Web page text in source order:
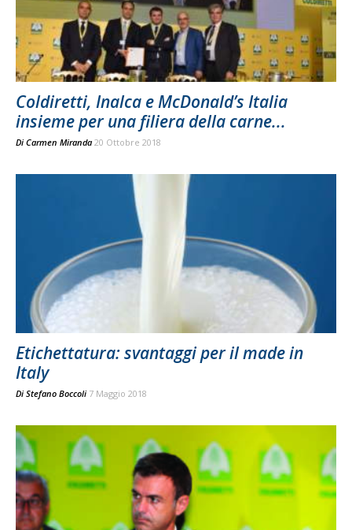
Coldiretti, Inalca e McDonald’s Italia
insieme per una filiera della carne...
Di Carmen Miranda 20 Ottobre 2018
Etichettatura: svantaggi per il made in
Italy
Di Stefano Boccoli 7 Maggio 2018